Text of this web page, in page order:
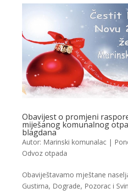
Obavijest o promjeni
miješanog komunalnog
blagdana
Autor: Marinski komunalac|
Odvoz otpada
Obaviještavamo mještane
Gustirna, Dograde, Pozorac i